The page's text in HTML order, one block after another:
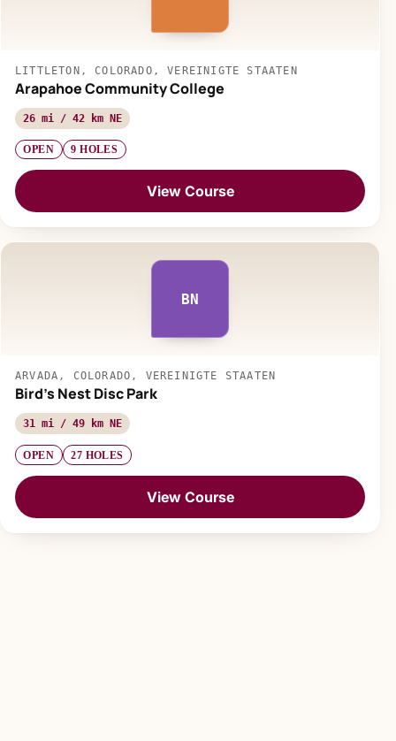
LITTLETON, COLORADO, VEREINIGTE STAATEN
Arapahoe Community College
26 mi / 42 km NE
OPEN 9 HOLES
View Course
BN
ARVADA, COLORADO, VEREINIGTE STAATEN
Bird's Nest Disc Park
31 mi / 49 km NE
OPEN 27 HOLES
View Course